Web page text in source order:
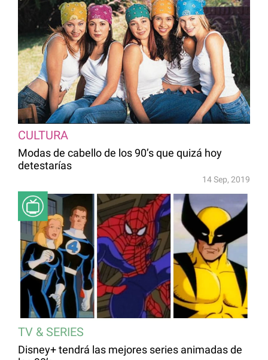
CULTURA
Modas de cabello de los 90’s que quizá hoy
detestarías
14 Sep, 2019
TV & SERIES
Disney+ tendrá las mejores series animadas de